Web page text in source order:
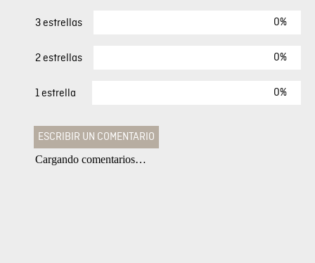
3 estrellas 0%
2 estrellas 0%
1 estrella 0%
ESCRIBIR UN COMENTARIO
Cargando comentarios…